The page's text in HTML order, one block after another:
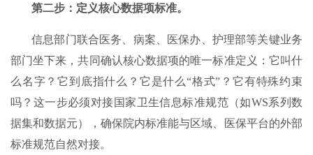
第二步：定义核心数据项标准。​
信息部门联合医务、病案、医保办、护理部等关键业务
部门坐下来，共同确认核心数据项的唯一标准定义：它叫什
么名字？它到底指什么？它是什么“格式”？它有特殊约束
吗？这一步必须对接国家卫生信息标准规范（如WS系列数
据集和数据元），确保院内标准能与区域、医保平台的外部
标准规范自然对接。